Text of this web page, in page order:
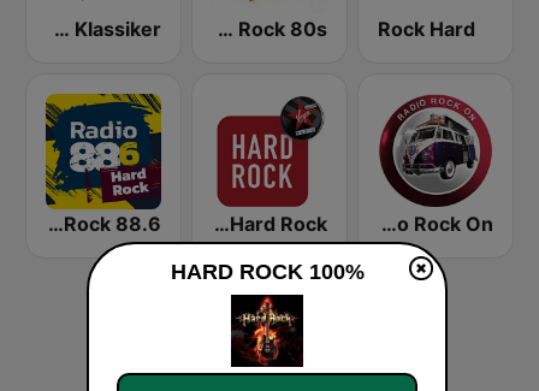
Rock Hard
Hard Rock 80s
Rock Klassiker
Radio Rock On
Virgin Radio Hard Rock
88.6 Hard Rock
100% HARD ROCK